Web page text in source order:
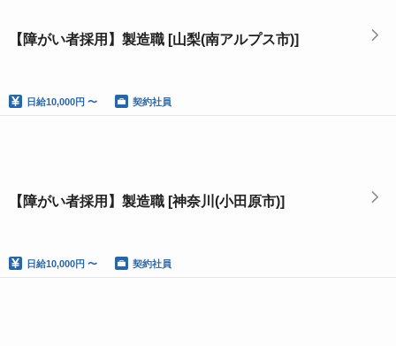
【障がい者採用】製造職 [山梨(南アルプス市)]
日給10,000円 〜 契約社員
【障がい者採用】製造職 [神奈川(小田原市)]
日給10,000円 〜 契約社員